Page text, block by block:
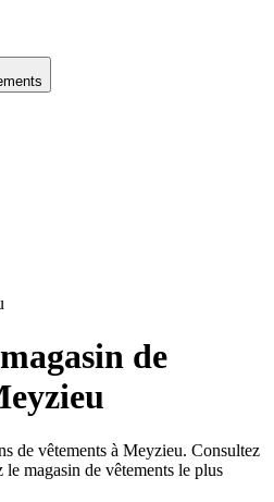
de
de vêtements à Meyzieu. Consultez
magasin de vêtements le plus